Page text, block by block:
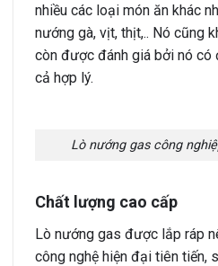
nhiều các loại món ăn khác
nướng gà, vịt, thịt,.. Nó cũng
còn được đánh giá bởi nó có
cả hợp lý.
Lò nướng gas công
Chất lượng cao cấp
Lò nướng gas được lắp ráp
công nghệ hiện đại tiên tiến,